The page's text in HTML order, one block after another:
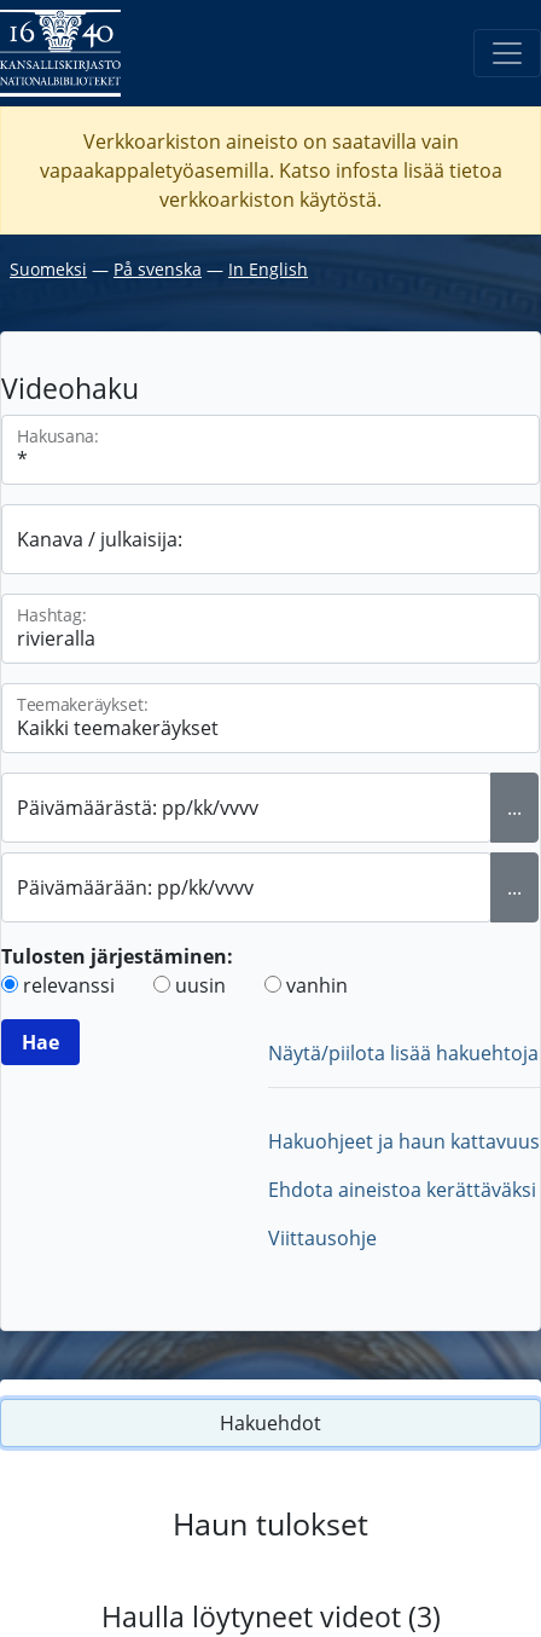
Verkkoarkiston aineisto on saatavilla vain
vapaakappaletyöasemilla. Katso infosta lisää tietoa
verkkoarkiston käytöstä.
Suomeksi ― På svenska ― In English
Videohaku
Hakusana:
Kanava / julkaisija:
Hashtag:
Teemakeräykset:
Päivämäärästä: pp/kk/vvvv ...
Päivämäärään: pp/kk/vvvv ...
Tulosten järjestäminen:
relevanssi
uusin vanhin
Näytä/piilota lisää hakuehtoja
Hakuohjeet ja haun kattavuus
Ehdota aineistoa kerättäväksi
Viittausohje
Hakuehdot
Haun tulokset
Haulla löytyneet videot (3)